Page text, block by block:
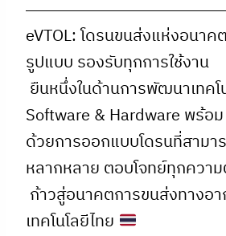
eVTOL: โดรนขนส่งแห่งอนาค
รูปแบบ รองรับทุกการใช้งาน
ยืนหนึ่งในด้านการพัฒนาเทคโ
Software & Hardware พร้อ
ด้วยการออกแบบโดรนที่สามา
หลากหลาย ตอบโจทย์ทุกควา
ก้าวสู่อนาคตการขนส่งทางอ
เทคโนโลยีไทย